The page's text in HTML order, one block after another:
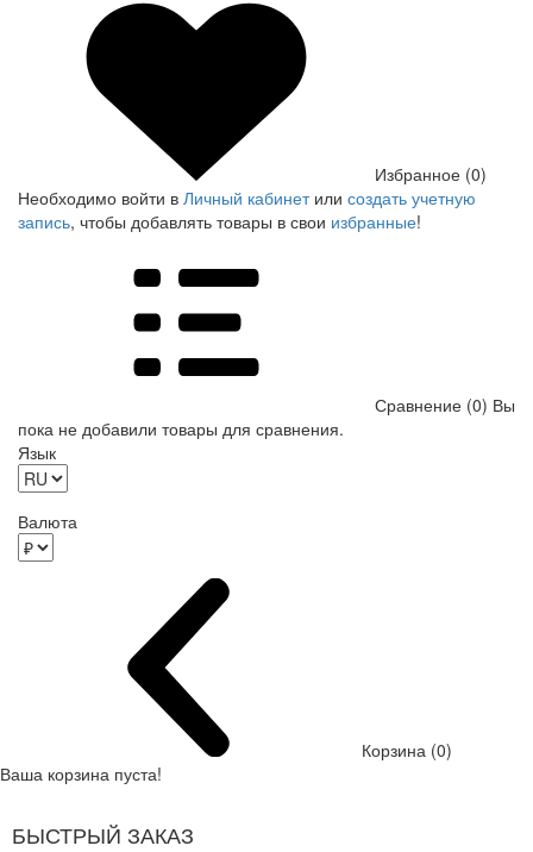
Избранное (0)
Необходимо войти в Личный кабинетили создать учетную
запись, чтобы добавлять товары в свои избранные!
Сравнение (0) Вы
пока не добавили товары для сравнения.
Язык
Валюта
Корзина (0)
Ваша корзина пуста!
БЫСТРЫЙ ЗАКАЗ